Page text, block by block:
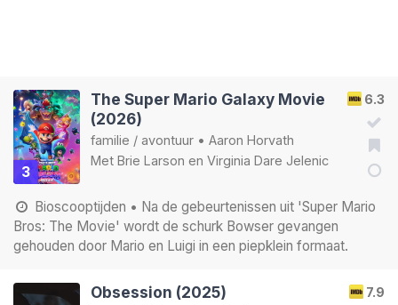
3
6.3
The Super Mario Galaxy Movie
(2026)
familie / avontuur • Aaron Horvath
Met Brie Larson en Virginia Dare Jelenic
Bioscooptijden • Na de gebeurtenissen uit 'Super Mario
Bros: The Movie' wordt de schurk Bowser gevangen
gehouden door Mario en Luigi in een piepklein formaat.
7.9
Obsession (2025)